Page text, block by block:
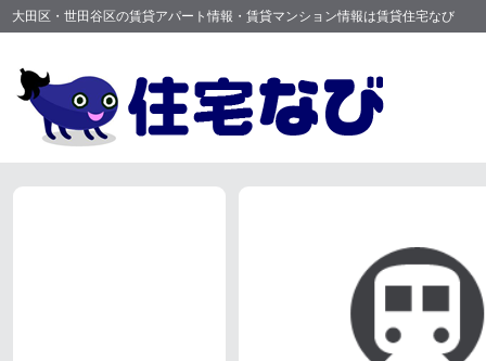
大田区・世田谷区の賃貸アパート情報・賃貸マンション情報は賃貸住宅なび